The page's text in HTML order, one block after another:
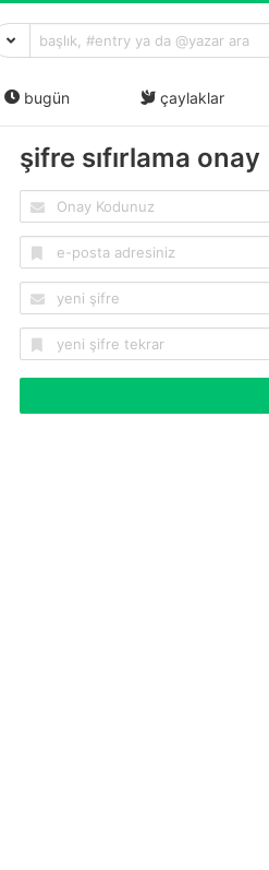
bugün çaylaklar
şifre sıfırlama onay